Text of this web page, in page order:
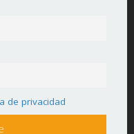
de privacidad